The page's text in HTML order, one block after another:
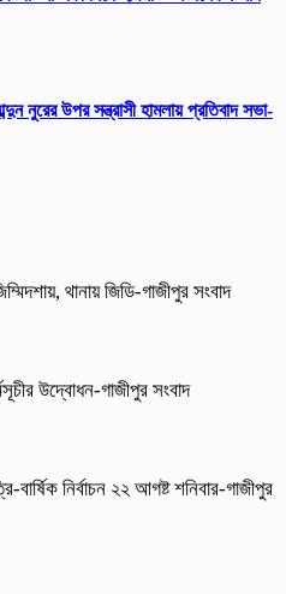
নুরের উপর সন্ত্রাসী হামলায় প্রতিবাদ সভা-
থানায় জিডি-গাজীপুর সংবাদ
উদ্বোধন-গাজীপুর সংবাদ
নির্বাচন ২২ আগষ্ট শনিবার-গাজীপুর